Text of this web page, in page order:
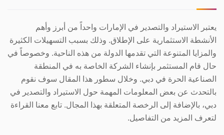
يعتبر الاستيراد والتصدير في الإمارات واحداً من أبرز وأهم
الأنشطة الاستثمارية على الإطلاق. وذلك بسبب التسهيلات الكثيرة
والمزايا المتنوعة التي تقدمها الدولة من هذه الناحية. وخصوصاً في
حال قام المستثمر بإنشاء الشركة الخاصة به في المنطقة
الصناعية الحرة في دبي. وخلال سطور هذا المقال سوف نقوم
بالتحدث عن بعض المعلومات المهمة حول الاستيراد والتصدير في
دبي، بالإضافة إلى الرخصة المتعلقة بهذا المجال. تابع معنا القراءة
لتعرف المزيد من التفاصيل.